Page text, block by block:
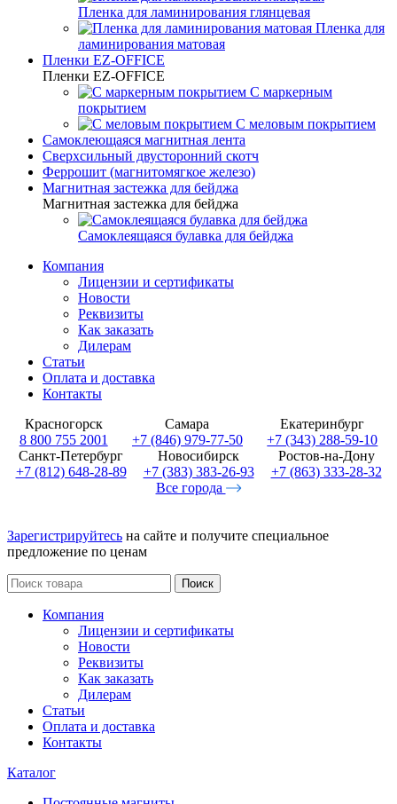
Пленка для ламинирования глянцевая
Пленка для
ламинирования матовая
Пленки EZ-OFFICE
Пленки EZ-OFFICE
С маркерным
покрытием
С меловым покрытием
Самоклеющаяся магнитная лента
Сверхсильный двусторонний скотч
Феррошит (магнитомягкое железо)
Магнитная застежка для бейджа
Магнитная застежка для бейджа
Самоклеящаяся булавка для бейджа
Компания
Лицензии и сертификаты
Новости
Реквизиты
Как заказать
Дилерам
Статьи
Оплата и доставка
Контакты
Красногорск
8 800 755 2001
Самара
+7 (846) 979-77-50
Екатеринбург
+7 (343) 288-59-10
Санкт-Петербург
+7 (812) 648-28-89
Новосибирск
+7 (383) 383-26-93
Ростов-на-Дону
+7 (863) 333-28-32
Все города
Зарегистрируйтесь на сайте и получите специальное
предложение по ценам
Поиск
Компания
Лицензии и сертификаты
Новости
Реквизиты
Как заказать
Дилерам
Статьи
Оплата и доставка
Контакты
Каталог